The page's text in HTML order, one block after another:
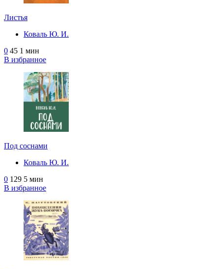
Листья
Коваль Ю. И.
0 45 1 мин
В избранное
Под соснами
Коваль Ю. И.
0 129 5 мин
В избранное